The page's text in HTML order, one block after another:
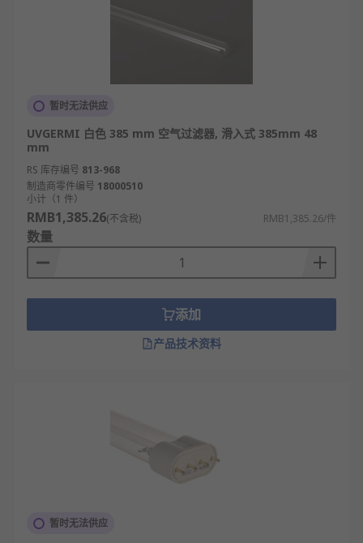
暂时无法供应
UVGERMI 白色 385 mm 空气过滤器, 滑入式 385mm 48
mm
RS 库存编号 813-968
制造商零件编号 18000510
小计（1 件）
RMB1,385.26(不含税) RMB1,385.26/件
数量
添加
产品技术资料
暂时无法供应